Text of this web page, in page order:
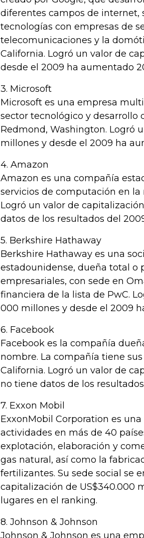
diferentes campos de internet,
tecnologías con empresas de
telecomunicaciones y la
California. Logró un valor de
desde el 2009 ha aumentado
3. Microsoft
Microsoft es una empresa
sector tecnológico y desarrollo
Redmond, Washington. Logró
millones y desde el 2009 ha
4. Amazon
Amazon es una compañía
servicios de computación en
Logró un valor de
datos de los resultados del
5. Berkshire Hathaway
Berkshire Hathaway es una
estadounidense, dueña total o
empresariales, con sede en
financiera de la lista de PwC.
000 millones y desde el 2009
6. Facebook
Facebook es la compañía
nombre. La compañía tiene
California. Logró un valor de
no tiene datos de los
7. Exxon Mobil
ExxonMobil Corporation es
actividades en más de 40
explotación, elaboración y
gas natural, así como la
fertilizantes. Su sede social se
capitalización de US$340.000
lugares en el ranking.
8. Johnson & Johnson
Johnson & Johnson es una